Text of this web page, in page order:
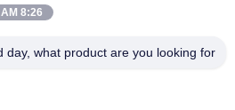
8:26 AM
Good day, what product are you looking